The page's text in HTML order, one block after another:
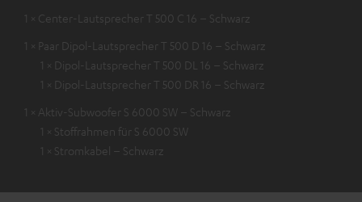
1 × Center-Lautsprecher T 500 C 16 – Schwarz
1 × Paar Dipol-Lautsprecher T 500 D 16 – Schwarz
1 × Dipol-Lautsprecher T 500 DL 16 – Schwarz
1 × Dipol-Lautsprecher T 500 DR 16 – Schwarz
1 × Aktiv-Subwoofer S 6000 SW – Schwarz
1 × Stoffrahmen für S 6000 SW
1 × Stromkabel – Schwarz